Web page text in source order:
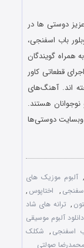
دوستی ها در
باب اسفنجی،
همراه گویندگان
قطعاتی کاور
اند. آهنگ‌های
هستند.
از وبسایت دوستی‌ها
, آلبوم موزیک های
, اختاپوس ,
, ترانه های شاد
دانلود آلبوم موسیقی
اسفنجی , شکلک
محمدرضا صولتی